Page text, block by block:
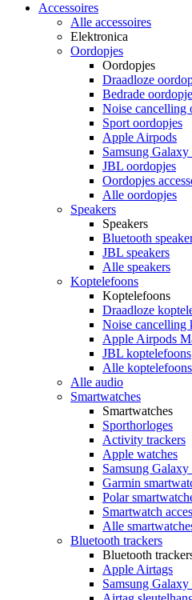
Accessoires
Alle accessoires
Elektronica
Oordopjes
Oordopjes
Draadloze
Bedrade
Noise cancelling
Sport oordopjes
Apple Airpods
Samsung
JBL oordopjes
Oordopjes
Alle oordopjes
Speakers
Speakers
Bluetooth
JBL speakers
Alle speakers
Koptelefoons
Koptelefoons
Draadloze
Noise cancelling
Apple Airpods
JBL koptelefoons
Alle koptelefoons
Alle audio
Smartwatches
Smartwatches
Sporthorloges
Activity trackers
Apple watches
Samsung Galaxy
Garmin
Polar
Smartwatch
Alle
Bluetooth trackers
Bluetooth
Apple Airtags
Samsung Galaxy